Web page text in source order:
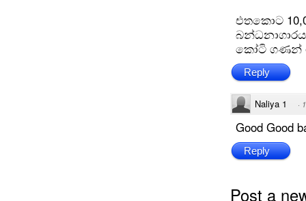
එතකොට
කෝටි ගණන්
Reply
Naliya 1 ·
Good Good
Reply
Post a